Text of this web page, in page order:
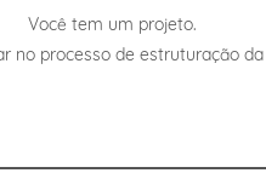
Você tem um projeto.
no processo de estruturação